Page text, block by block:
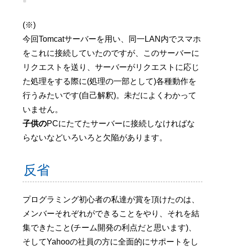
(※)
今回Tomcatサーバーを用い、同一LAN内でスマホ
をこれに接続していたのですが、このサーバーに
リクエストを送り、サーバーがリクエストに応じ
た処理をする際に(処理の一部として)各種動作を
行うみたいです(自己解釈)。未だによくわかって
いません。
子供のPCにたてたサーバーに接続しなければな
らないなどいろいろと欠陥があります。
反省
プログラミング初心者の私達が賞を頂けたのは、
メンバーそれぞれができることをやり、それを結
集できたこと(チーム開発の利点だと思います)、
そしてYahooの社員の方に全面的にサポートをし